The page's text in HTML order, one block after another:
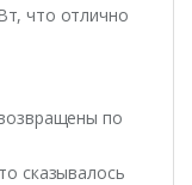
что отлично
по
сказывалось